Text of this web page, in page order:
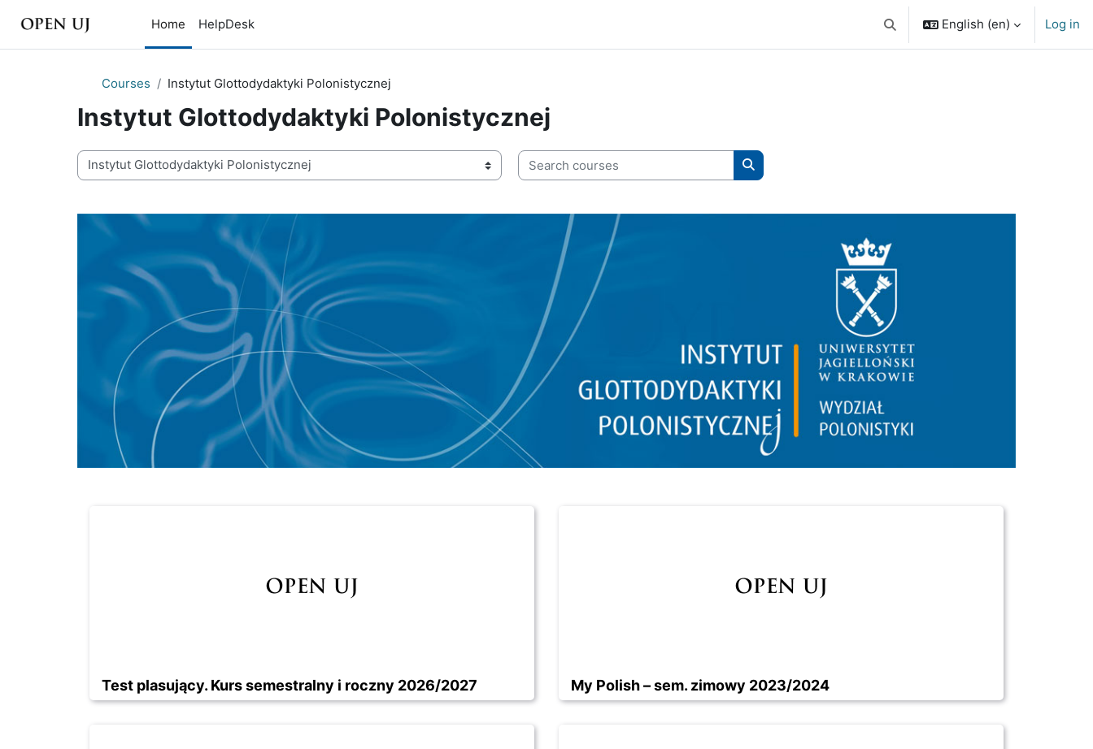
Home
HelpDesk Toggle search input
English ‎(en)‎ Log in
Courses Instytut Glottodydaktyki Polonistycznej
Instytut Glottodydaktyki Polonistycznej
Course categories
Search courses
Search courses
Test plasujący. Kurs semestralny i roczny 2026/2027 My Polish – sem. zimowy 2023/2024